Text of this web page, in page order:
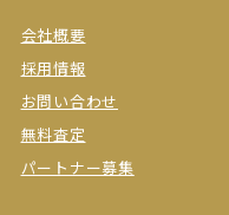
会社概要
採用情報
お問い合わせ
無料査定
パートナー募集